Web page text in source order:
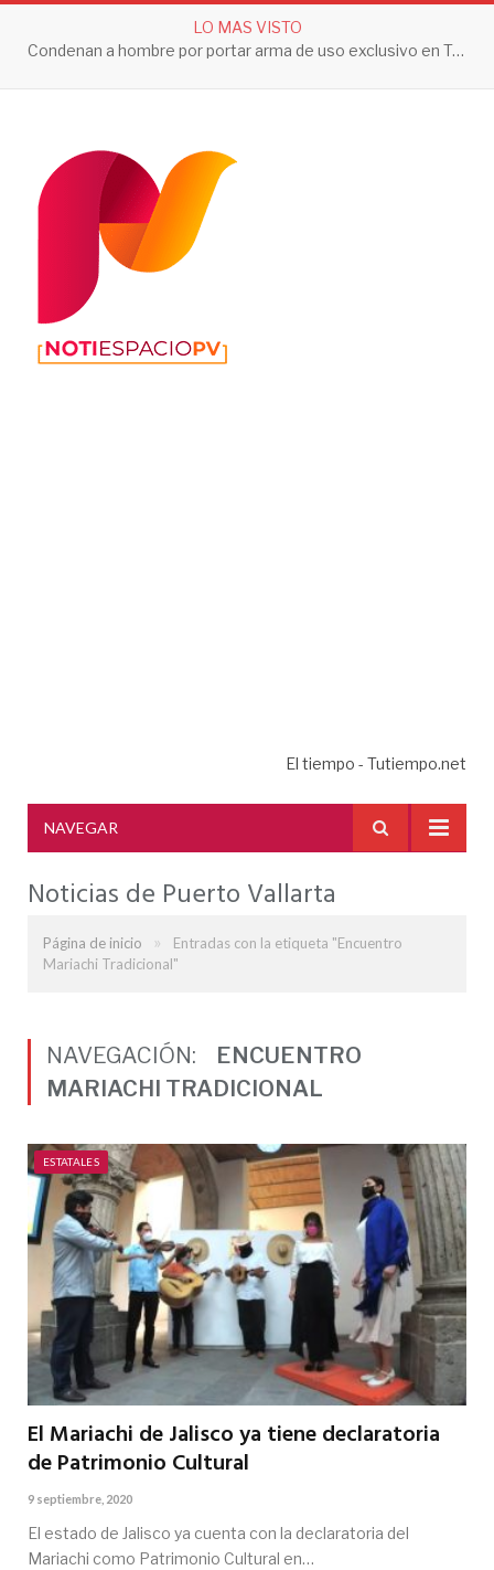
LO MAS VISTO
Condenan a hombre por portar arma de uso exclusivo en Tepic
El tiempo - Tutiempo.net
NAVEGAR
Noticias de Puerto Vallarta
Página de inicio »
Entradas con la etiqueta "Encuentro
Mariachi Tradicional"
NAVEGACIÓN:
ENCUENTRO
MARIACHI TRADICIONAL
ESTATALES
El Mariachi de Jalisco ya tiene declaratoria
de Patrimonio Cultural
9 septiembre, 2020
El estado de Jalisco ya cuenta con la declaratoria del
Mariachi como Patrimonio Cultural en…